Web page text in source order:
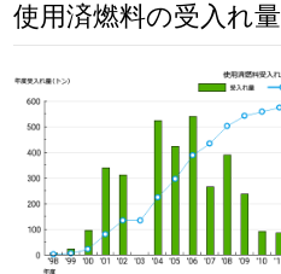
使用済燃料の受入れ量